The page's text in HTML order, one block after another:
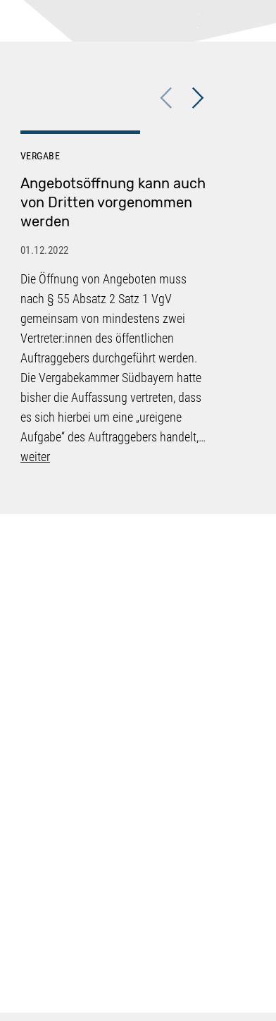
Previous
VERGABE
Angebotsöffnung kann auch
von Dritten vorgenommen
werden
01.12.2022
Die Öffnung von Angeboten muss
nach § 55 Absatz 2 Satz 1 VgV
gemeinsam von mindestens zwei
Vertreter:innen des öffentlichen
Auftraggebers durchgeführt werden.
Die Vergabekammer Südbayern hatte
bisher die Auffassung vertreten, dass
es sich hierbei um eine „ureigene
Aufgabe“ des Auftraggebers handelt,…
weiter
Next